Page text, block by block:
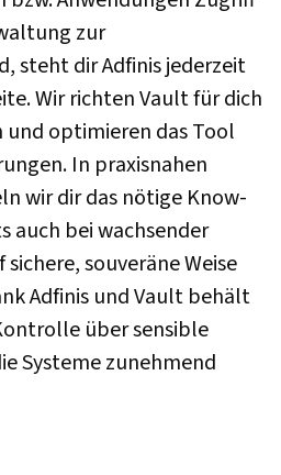
zur
steht dir Adfinis jederzeit
Wir richten Vault für dich
optimieren das Tool
In praxisnahen
wir dir das nötige Know-
auch bei wachsender
souveräne Weise
Adfinis und Vault behält
über sensible
Systeme zunehmend